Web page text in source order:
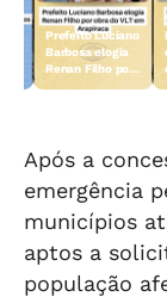
Prefeito Luciano
Barbosa elogia
Renan Filho por
Após a
emergência
municípios
aptos a
população